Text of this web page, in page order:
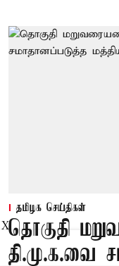
தமிழக செய்திகள்
தொகுதி
தி.மு.க.வை
X